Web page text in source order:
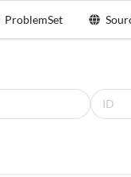
ProblemSet